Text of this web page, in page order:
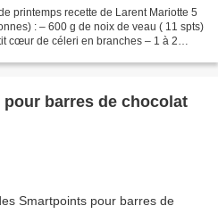
printemps recette de Larent Mariotte 5
: – 600 g de noix de veau ( 11 spts)
cœur de céleri en branches – 1 à 2
barres de chocolat